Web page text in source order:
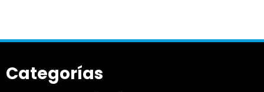
Categorías